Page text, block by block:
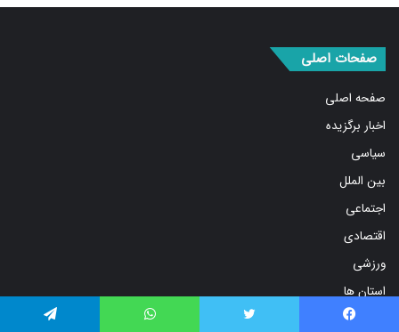
صفحات اصلی
صفحه اصلی
اخبار برگزیده
سیاسی
بین الملل
اجتماعی
اقتصادی
ورزشی
استان ها
فرهنگ و هنر